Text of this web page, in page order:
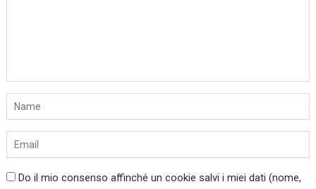
Do il mio consenso affinché un cookie salvi i miei dati (nome,